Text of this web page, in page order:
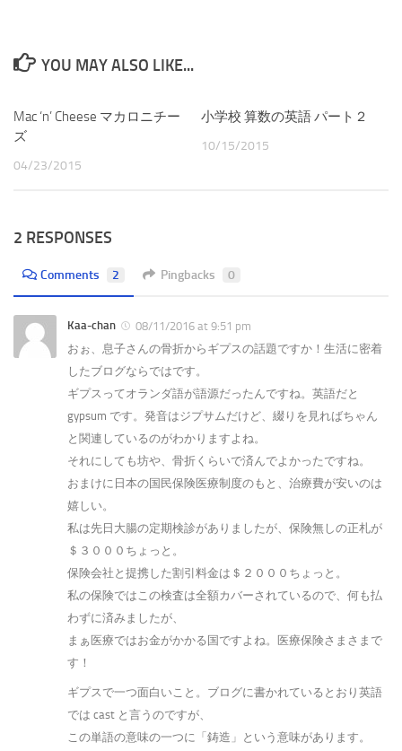
YOU MAY ALSO LIKE...
Mac ‘n’ Cheese マカロニチー
ズ
04/23/2015
小学校 算数の英語 パート２
10/15/2015
2 RESPONSES
Comments 2 Pingbacks 0
Kaa-chan
08/11/2016 at 9:51 pm
おぉ、息子さんの骨折からギプスの話題ですか！生活に密着
したブログならではです。
ギプスってオランダ語が語源だったんですね。英語だと
gypsum です。発音はジプサムだけど、綴りを見ればちゃん
と関連しているのがわかりますよね。
それにしても坊や、骨折くらいで済んでよかったですね。
おまけに日本の国民保険医療制度のもと、治療費が安いのは
嬉しい。
私は先日大腸の定期検診がありましたが、保険無しの正札が
＄３０００ちょっと。
保険会社と提携した割引料金は＄２０００ちょっと。
私の保険ではこの検査は全額カバーされているので、何も払
わずに済みましたが、
まぁ医療ではお金がかかる国ですよね。医療保険さまさまで
す！
ギプスで一つ面白いこと。ブログに書かれているとおり英語
では cast と言うのですが、
この単語の意味の一つに「鋳造」という意味があります。